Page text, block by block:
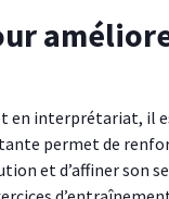
en interprétariat, il
permet de
et d’affiner son